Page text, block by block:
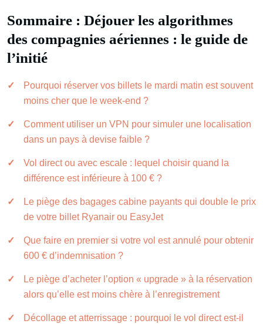
Sommaire : Déjouer les algorithmes
des compagnies aériennes : le guide de
l’initié
Pourquoi réserver vos billets le mardi matin est souvent
moins cher que le week-end ?
Comment utiliser un VPN pour simuler une localisation
dans un pays à devise faible ?
Vol direct ou avec escale : lequel choisir quand la
différence est inférieure à 100 € ?
Le piège des bagages cabine payants qui double le prix
de votre billet Ryanair ou EasyJet
Que faire en premier si votre vol est annulé pour obtenir
600 € d’indemnisation ?
Le piège d’acheter l’option « upgrade » à la réservation
alors qu’elle est moins chère à l’enregistrement
Décollage et atterrissage : pourquoi le vol direct est-il